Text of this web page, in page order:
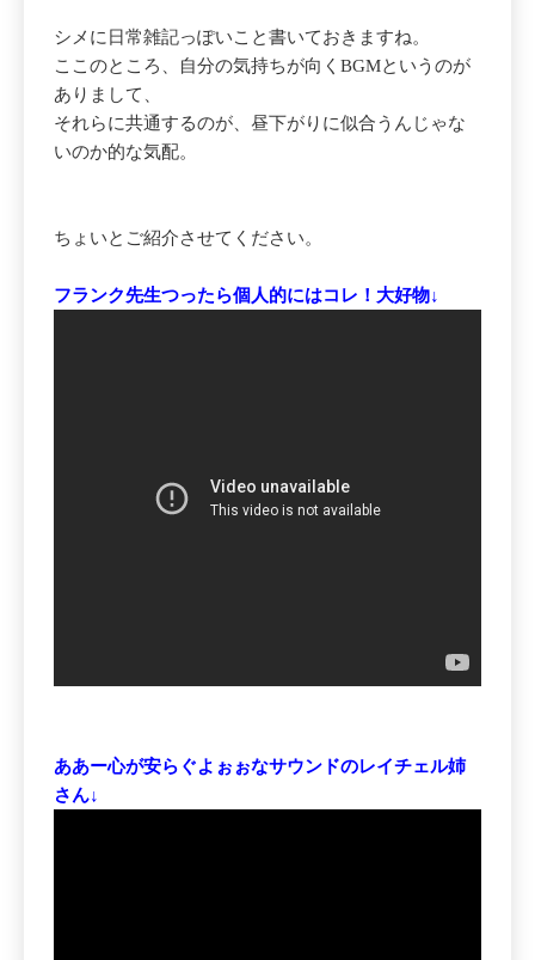
シメに日常雑記っぽいこと書いておきますね。
ここのところ、自分の気持ちが向くBGMというのが
ありまして、
それらに共通するのが、昼下がりに似合うんじゃな
いのか的な気配。
ちょいとご紹介させてください。
フランク先生つったら個人的にはコレ！大好物↓
ああー心が安らぐよぉぉなサウンドのレイチェル姉
さん↓